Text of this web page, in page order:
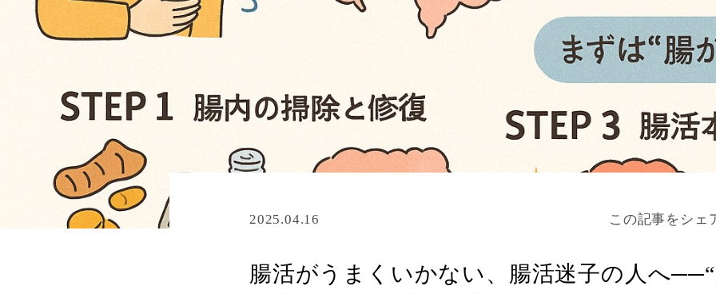
2025.04.16 この記事をシェ
腸活がうまくいかない、腸活迷子の人へ